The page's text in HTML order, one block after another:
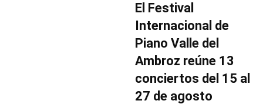
El Festival
Internacional de
Piano Valle del
Ambroz reúne 13
conciertos del 15 al
27 de agosto